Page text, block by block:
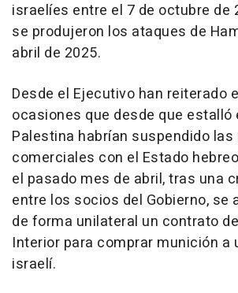
israelíes entre el 7 de octubre de
se produjeron los ataques de
abril de 2025.
Desde el Ejecutivo han reiterado
ocasiones que desde que
Palestina habrían suspendido
comerciales con el Estado
el pasado mes de abril, tras una
entre los socios del Gobierno, se
de forma unilateral un contrato
Interior para comprar munición a
israelí.